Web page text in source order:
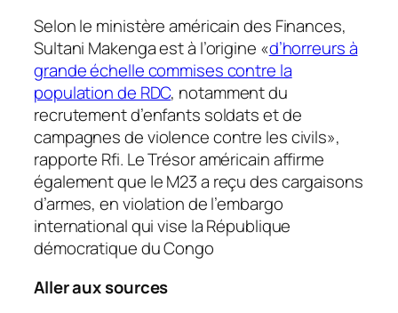
Selon le ministère américain des Finances,
Sultani Makenga est à l’origine «d’horreurs à
grande échelle commises contre la
population de RDC, notamment du
recrutement d’enfants soldats et de
campagnes de violence contre les civils»,
rapporte Rfi. Le Trésor américain affirme
également que le M23 a reçu des cargaisons
d’armes, en violation de l’embargo
international qui vise la République
démocratique du Congo
Aller aux sources